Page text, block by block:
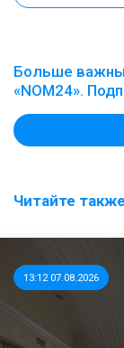
Больше
«NOM24».
Читайте также
13:12 07.08.2026